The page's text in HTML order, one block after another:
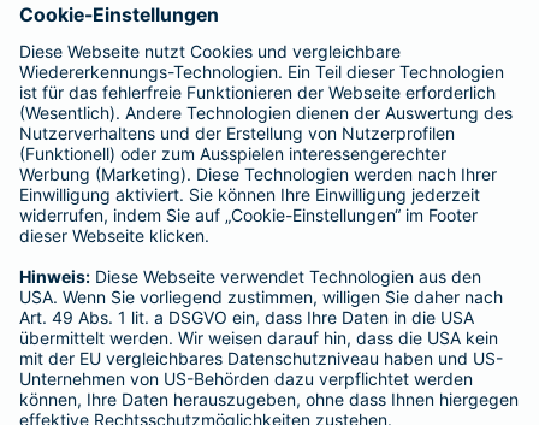
Barmenia ist Teil der BarmeniaGothaer
BELIEBTE SEITEN
Kranken-Zusatzversicherung
Tierversicherungen
Haftpflichtversicherung
Hausratversicherung
Adresse ändern
Schaden melden
Kilometerstandsmeldung
Serviceübersicht